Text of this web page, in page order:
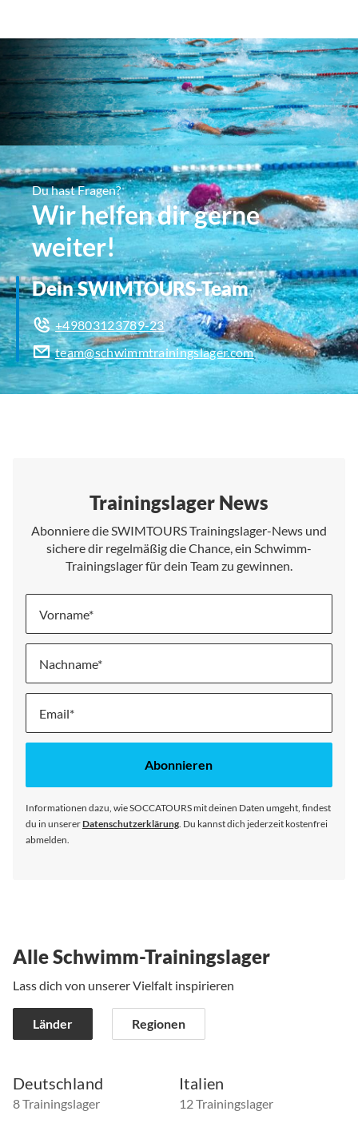
Du hast Fragen?
Wir helfen dir gerne
weiter!
Dein SWIMTOURS-Team
+49803123789-23
team@schwimmtrainingslager.com
Trainingslager News
Abonniere die SWIMTOURS Trainingslager-News und
sichere dir regelmäßig die Chance, ein Schwimm-
Trainingslager für dein Team zu gewinnen.
Vorname
Nachname
Melde
für
Abonnieren
Informationen dazu, wie SOCCATOURS mit deinen Daten umgeht, findest
du in unsererDatenschutzerklärung. Du kannst dich jederzeit kostenfrei
abmelden.
Alle Schwimm-Trainingslager
Lass dich von unserer Vielfalt inspirieren
Länder Regionen
Deutschland
8 Trainingslager
Italien
12 Trainingslager